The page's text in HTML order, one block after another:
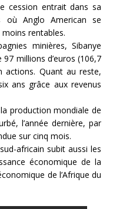
cession entrait dans sa
où Anglo American se
rentables.
minières, Sibanye
millions d’euros (106,7
actions. Quant au reste,
ans grâce aux revenus
production mondiale de
l’année dernière, par
sur cinq mois.
africain subit aussi les
économique de la
de l’Afrique du